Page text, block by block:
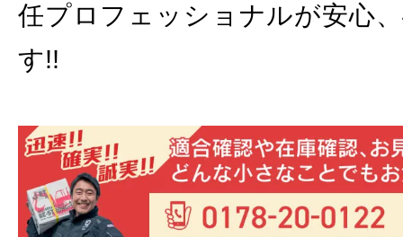
任プロフェッショナルが安心
す!!